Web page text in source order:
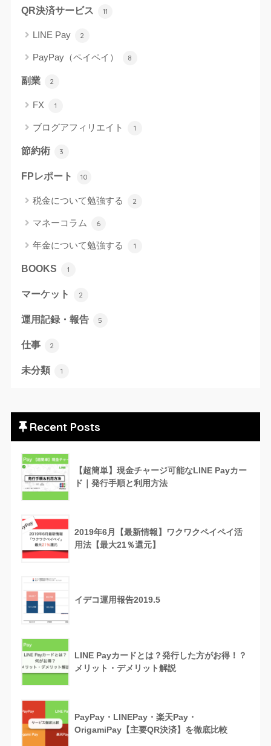
QR決済サービス 11
LINE Pay 2
PayPay（ペイペイ） 8
副業 2
FX 1
ブログアフィリエイト 1
節約術 3
FPレポート 10
税金について勉強する 2
マネーコラム 6
年金について勉強する 1
BOOKS 1
マーケット 2
運用記録・報告 5
仕事 2
未分類 1
Recent Posts
【超簡単】現金チャージ可能なLINE Payカー
ド｜発行手順と利用方法
2019年6月【最新情報】ワクワクペイペイ活
用法【最大21％還元】
イデコ運用報告2019.5
LINE Payカードとは？発行した方がお得！？
メリット・デメリット解説
PayPay・LINEPay・楽天Pay・
OrigamiPay【主要QR決済】を徹底比較